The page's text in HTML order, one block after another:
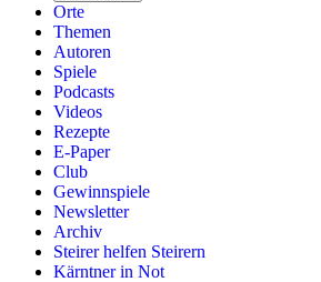
Orte
Themen
Autoren
Spiele
Podcasts
Videos
Rezepte
E-Paper
Club
Gewinnspiele
Newsletter
Archiv
Steirer helfen Steirern
Kärntner in Not